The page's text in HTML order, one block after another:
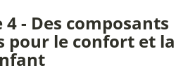
- Des composants
pour le confort et la